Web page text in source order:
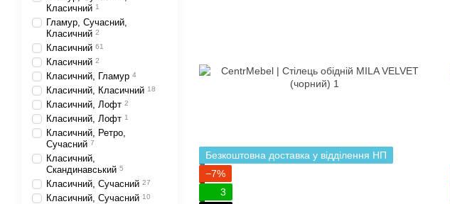
Безкоштовна доставка у відділення НП
−7%
3
Класичний 1
Гламур, Сучасний,
Класичний 2
Класичний 61
Класичний 2
Класичний, Гламур 4
Класичний, Класичний 18
Класичний, Лофт 2
Класичний, Лофт 1
Класичний, Ретро,
Сучасний 7
Класичний,
Скандинавський 5
Класичний, Сучасний 27
Класичний, Сучасний 10